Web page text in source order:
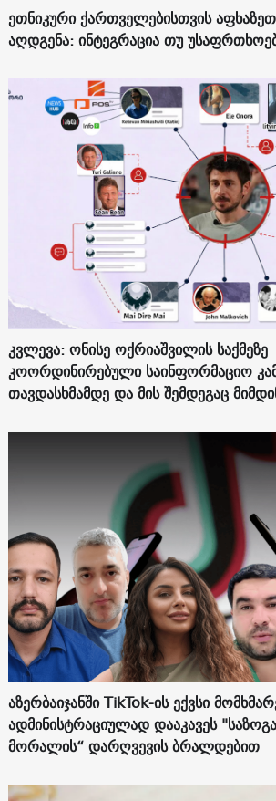
ეთნიკური ქართველებისთვის
აღდგენა: ინტეგრაცია თუ
კვლევა: ონისე ოქრიაშვილის საქმეზე
კოორდინირებული საინფორმაციო
თავდასხმამდე და მის შემდეგაც
აზერბაიჯანში TikTok-ის ექვსი
ადმინისტრაციულად დააკავეს
მორალის“ დარღვევის ბრალდებით